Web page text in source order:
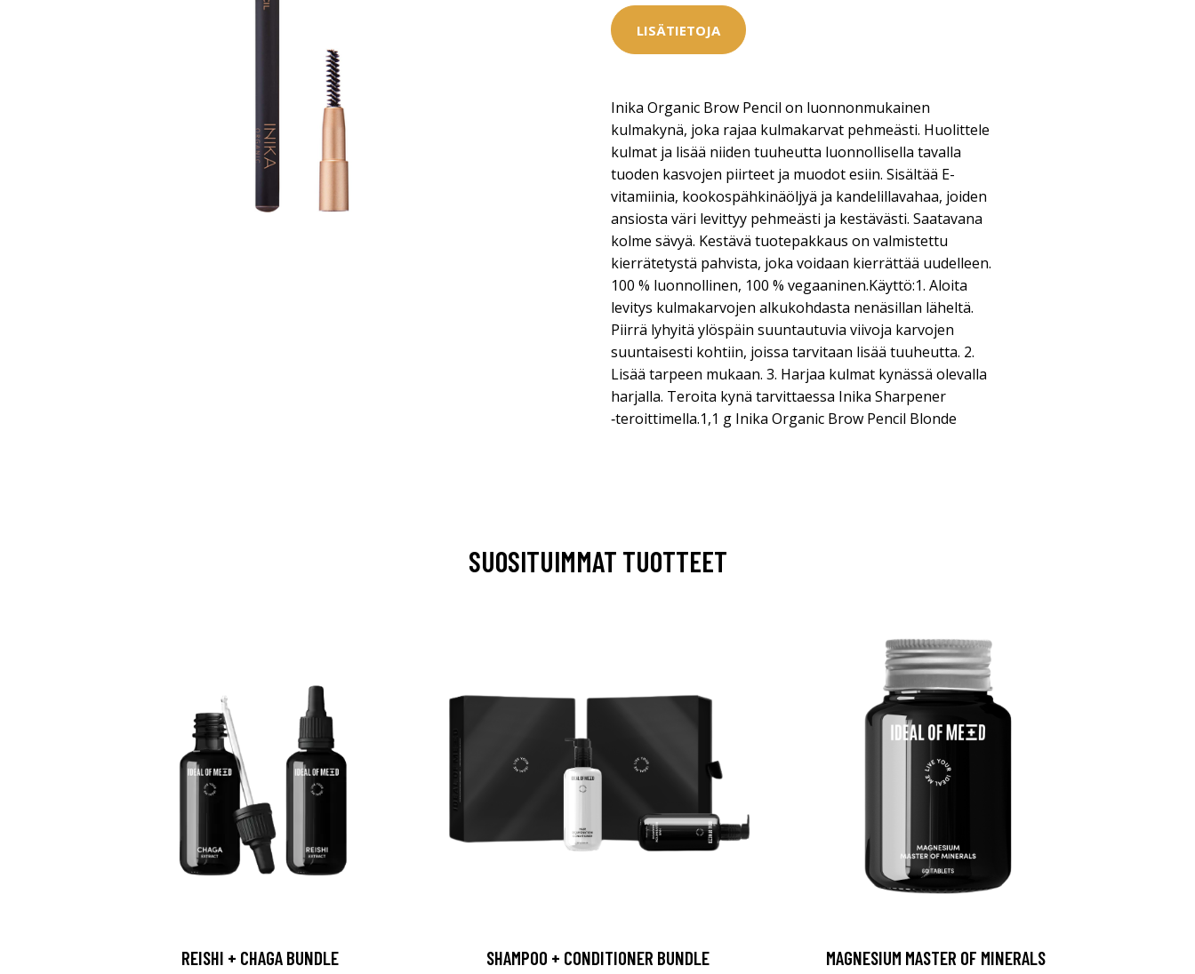
LISÄTIETOJA
Inika Organic Brow Pencil on luonnonmukainen
kulmakynä, joka rajaa kulmakarvat pehmeästi. Huolittele
kulmat ja lisää niiden tuuheutta luonnollisella tavalla
tuoden kasvojen piirteet ja muodot esiin. Sisältää E-
vitamiinia, kookospähkinäöljyä ja kandelillavahaa, joiden
ansiosta väri levittyy pehmeästi ja kestävästi. Saatavana
kolme sävyä. Kestävä tuotepakkaus on valmistettu
kierrätetystä pahvista, joka voidaan kierrättää uudelleen.
100 % luonnollinen, 100 % vegaaninen.Käyttö:1. Aloita
levitys kulmakarvojen alkukohdasta nenäsillan läheltä.
Piirrä lyhyitä ylöspäin suuntautuvia viivoja karvojen
suuntaisesti kohtiin, joissa tarvitaan lisää tuuheutta. 2.
Lisää tarpeen mukaan. 3. Harjaa kulmat kynässä olevalla
harjalla. Teroita kynä tarvittaessa Inika Sharpener
‑teroittimella.1,1 g Inika Organic Brow Pencil Blonde
SUOSITUIMMAT TUOTTEET
REISHI + CHAGA BUNDLE SHAMPOO + CONDITIONER BUNDLE MAGNESIUM MASTER OF MINERALS